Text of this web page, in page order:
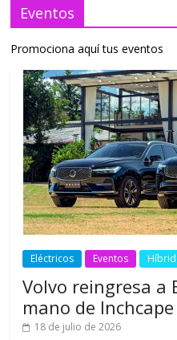
Eventos
Promociona aquí tus eventos
Eléctricos Eventos
Volvo reingresa a
mano de
18 de julio de 2026